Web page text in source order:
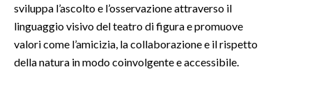
ABBONATI
NECROLOGI
sviluppa l’ascolto e l’osservazione attraverso il
linguaggio visivo del teatro di figura e promuove
valori come l’amicizia, la collaborazione e il rispetto
della natura in modo coinvolgente e accessibile.